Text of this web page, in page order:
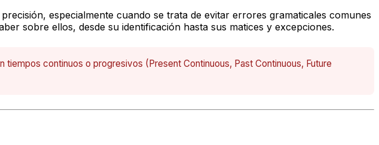
especialmente cuando se trata de evitar errores gramaticales comunes
sobre ellos, desde su identificación hasta sus matices y excepciones.
continuos o progresivos (Present Continuous, Past Continuous, Future